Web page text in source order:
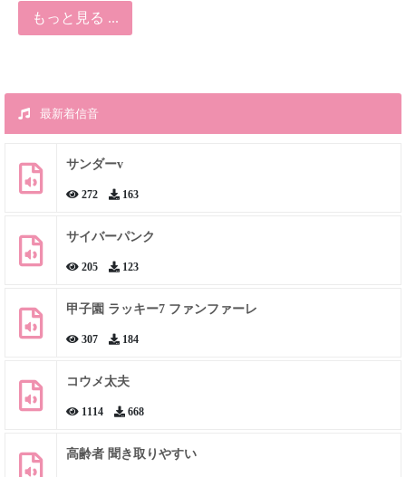
もっと見る ...
最新着信音
サンダーv
272 163
サイバーパンク
205 123
甲子園 ラッキー7 ファンファーレ
307 184
コウメ太夫
1114 668
高齢者 聞き取りやすい